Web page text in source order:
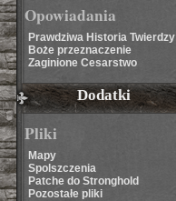
Opowiadania
Prawdziwa Historia Twierdzy
Boże przeznaczenie
Zaginione Cesarstwo
Dodatki
Pliki
Mapy
Spolszczenia
Patche do Stronghold
Pozostałe pliki